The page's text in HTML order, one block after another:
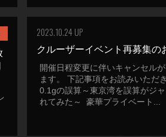
2023.10.24 UP
クルーザーイベント再募集の
開催日程変更に伴いキャンセル
ます。 下記事項をお読みいただ
0.1gの誤算～東京湾を誤算がジ
れてみた～ 豪華プライベート...